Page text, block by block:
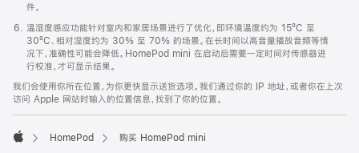
件。
温湿度感应功能针对室内和家居场景进行了优化，即环境温度约为 15ºC 至
30ºC、相对湿度约为 30% 至 70% 的场景。在长时间以高音量播放音频等情
况下，准确性可能会降低。HomePod mini 在启动后需要一定时间对传感器进
行校准，才可显示结果。
我们会使用你所在位置，为你更快显示送货选项。我们通过你的 IP 地址，或者你在上次
访问 Apple 网站时输入的位置信息，找到了你的位置。
HomePod 购买 HomePod mini